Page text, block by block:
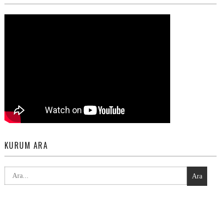
KURUM ARA
Ara